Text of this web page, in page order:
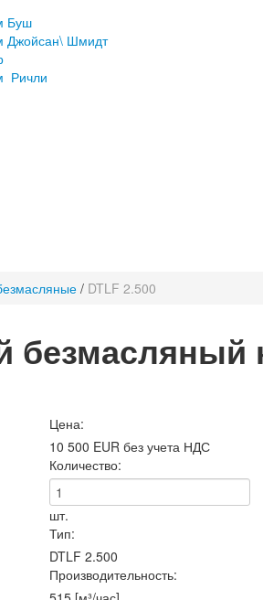
Буш
Джойсан\ Шмидт
Ричли
/ DTLF 2.500
безмасляный
Цена:
10 500 EUR без учета НДС
Количество:
шт.
Тип:
DTLF 2.500
Производительность: